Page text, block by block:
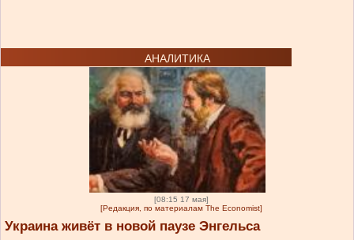
АНАЛИТИКА
[08:15 17 мая]
[Редакция, по материалам The Economist]
Украина живёт в новой паузе Энгельса